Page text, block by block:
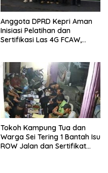
Anggota DPRD Kepri Aman
Inisiasi Pelatihan dan
Sertifikasi Las 4G FCAW,
Tokoh Kampung Tua dan
Warga Sei Tering 1 Bantah Isu
ROW Jalan dan Sertifikat